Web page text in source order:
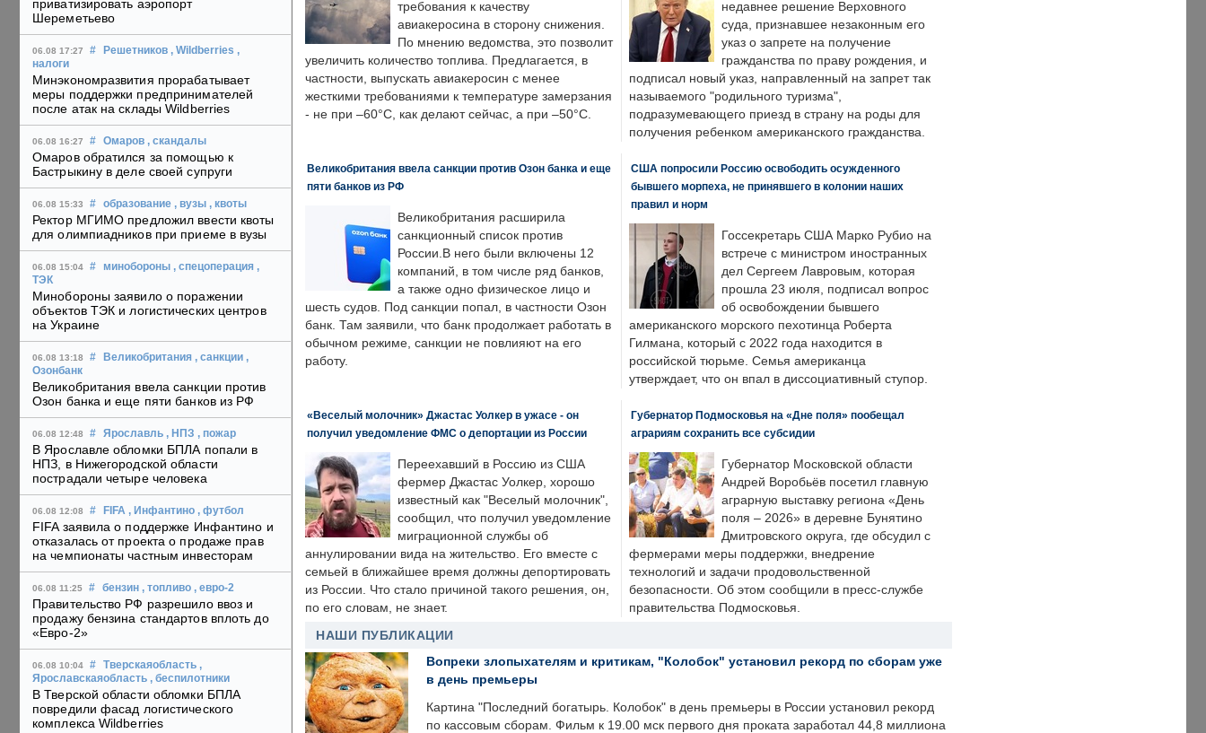
приватизировать аэропорт
Шереметьево
06.08 17:27 # Решетников , Wildberries ,
налоги
Минэкономразвития прорабатывает
меры поддержки предпринимателей
после атак на склады Wildberries
06.08 16:27 # Омаров , скандалы
Омаров обратился за помощью к
Бастрыкину в деле своей супруги
06.08 15:33 # образование , вузы , квоты
Ректор МГИМО предложил ввести квоты
для олимпиадников при приеме в вузы
06.08 15:04 # минобороны , спецоперация ,
ТЭК
Минобороны заявило о поражении
объектов ТЭК и логистических центров
на Украине
06.08 13:18 # Великобритания , санкции ,
Озонбанк
Великобритания ввела санкции против
Озон банка и еще пяти банков из РФ
06.08 12:48 # Ярославль , НПЗ , пожар
В Ярославле обломки БПЛА попали в
НПЗ, в Нижегородской области
пострадали четыре человека
06.08 12:08 # FIFA , Инфантино , футбол
FIFA заявила о поддержке Инфантино и
отказалась от проекта о продаже прав
на чемпионаты частным инвесторам
06.08 11:25 # бензин , топливо , евро-2
Правительство РФ разрешило ввоз и
продажу бензина стандартов вплоть до
«Евро-2»
06.08 10:04 # Тверскаяобласть ,
Ярославскаяобласть , беспилотники
В Тверской области обломки БПЛА
повредили фасад логистического
комплекса Wildberries
требования к качеству
авиакеросина в сторону снижения.
По мнению ведомства, это позволит
увеличить количество топлива. Предлагается, в
частности, выпускать авиакеросин с менее
жесткими требованиями к температуре замерзания
- не при –60°C, как делают сейчас, а при –50°C.
недавнее решение Верховного
суда, признавшее незаконным его
указ о запрете на получение
гражданства по праву рождения, и
подписал новый указ, направленный на запрет так
называемого "родильного туризма",
подразумевающего приезд в страну на роды для
получения ребенком американского гражданства.
Великобритания ввела санкции против Озон банка и еще
пяти банков из РФ
Великобритания расширила
санкционный список против
России.В него были включены 12
компаний, в том числе ряд банков,
а также одно физическое лицо и
шесть судов. Под санкции попал, в частности Озон
банк. Там заявили, что банк продолжает работать в
обычном режиме, санкции не повлияют на его
работу.
США попросили Россию освободить осужденного
бывшего морпеха, не принявшего в колонии наших
правил и норм
Госсекретарь США Марко Рубио на
встрече с министром иностранных
дел Сергеем Лавровым, которая
прошла 23 июля, подписал вопрос
об освобождении бывшего
американского морского пехотинца Роберта
Гилмана, который с 2022 года находится в
российской тюрьме. Семья американца
утверждает, что он впал в диссоциативный ступор.
«Веселый молочник» Джастас Уолкер в ужасе - он
получил уведомление ФМС о депортации из России
Переехавший в Россию из США
фермер Джастас Уолкер, хорошо
известный как "Веселый молочник",
сообщил, что получил уведомление
миграционной службы об
аннулировании вида на жительство. Его вместе с
семьей в ближайшее время должны депортировать
из России. Что стало причиной такого решения, он,
по его словам, не знает.
Губернатор Подмосковья на «Дне поля» пообещал
аграриям сохранить все субсидии
Губернатор Московской области
Андрей Воробьёв посетил главную
аграрную выставку региона «День
поля – 2026» в деревне Бунятино
Дмитровского округа, где обсудил с
фермерами меры поддержки, внедрение
технологий и задачи продовольственной
безопасности. Об этом сообщили в пресс-службе
правительства Подмосковья.
НАШИ ПУБЛИКАЦИИ
Вопреки злопыхателям и критикам, "Колобок" установил рекорд по сборам уже
в день премьеры
Картина "Последний богатырь. Колобок" в день премьеры в России установил рекорд
по кассовым сборам. Фильм к 19.00 мск первого дня проката заработал 44,8 миллиона